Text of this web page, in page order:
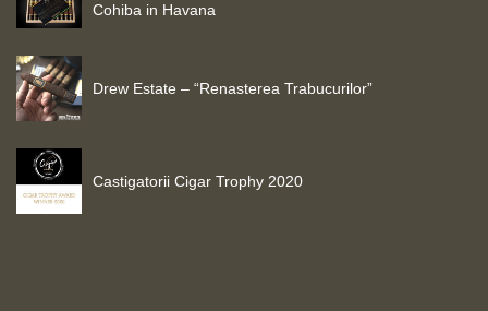
Cohiba in Havana
Drew Estate – “Renasterea Trabucurilor”
Castigatorii Cigar Trophy 2020